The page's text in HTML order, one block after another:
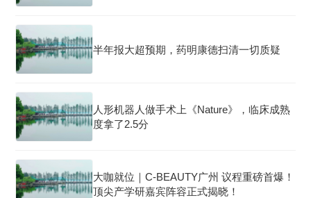
半年报大超预期，药明康德扫清一切质疑
人形机器人做手术上《Nature》，临床成熟
度拿了2.5分
大咖就位｜C-BEAUTY广州 议程重磅首爆！
顶尖产学研嘉宾阵容正式揭晓！